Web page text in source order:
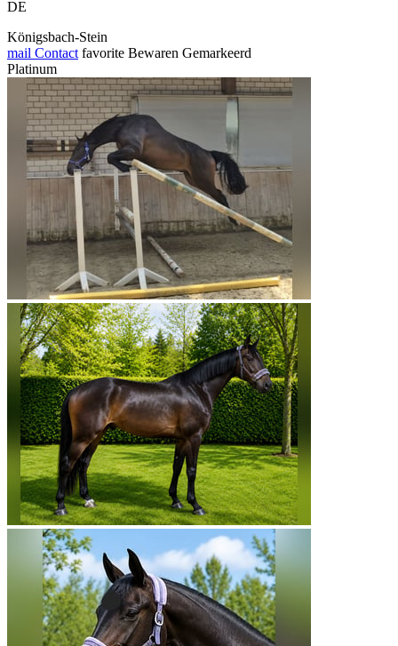
DE
Königsbach-Stein
mail Contact favorite Bewaren Gemarkeerd
Platinum